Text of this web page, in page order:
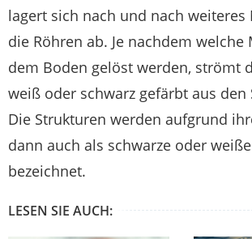
lagert sich nach und nach weiteres
die Röhren ab. Je nachdem welche
dem Boden gelöst werden, strömt
weiß oder schwarz gefärbt aus den
Die Strukturen werden aufgrund
dann auch als schwarze oder
bezeichnet.
LESEN SIE AUCH: